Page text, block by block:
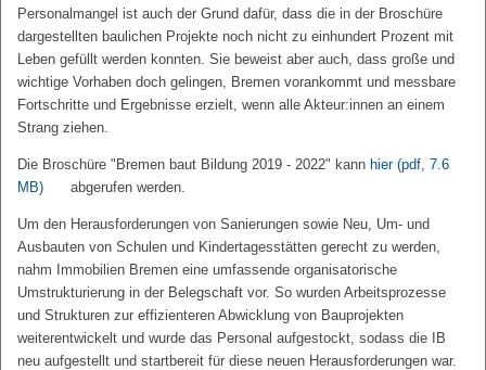
Personalmangel ist auch der Grund dafür, dass die in der Broschüre
dargestellten baulichen Projekte noch nicht zu einhundert Prozent mit
Leben gefüllt werden konnten. Sie beweist aber auch, dass große und
wichtige Vorhaben doch gelingen, Bremen vorankommt und messbare
Fortschritte und Ergebnisse erzielt, wenn alle Akteur:innen an einem
Strang ziehen.
Die Broschüre "Bremen baut Bildung 2019 - 2022" kann hier (pdf, 7.6
MB)
abgerufen werden.
Um den Herausforderungen von Sanierungen sowie Neu, Um- und
Ausbauten von Schulen und Kindertagesstätten gerecht zu werden,
nahm Immobilien Bremen eine umfassende organisatorische
Umstrukturierung in der Belegschaft vor. So wurden Arbeitsprozesse
und Strukturen zur effizienteren Abwicklung von Bauprojekten
weiterentwickelt und wurde das Personal aufgestockt, sodass die IB
neu aufgestellt und startbereit für diese neuen Herausforderungen war.